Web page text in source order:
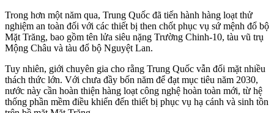
Trong hơn một năm qua, Trung Quốc đã tiến hành hàng loạt thử
nghiệm an toàn đối với các thiết bị then chốt phục vụ sứ mệnh đổ bộ
Mặt Trăng, bao gồm tên lửa siêu nặng Trường Chinh-10, tàu vũ trụ
Mộng Châu và tàu đổ bộ Nguyệt Lan.
Tuy nhiên, giới chuyên gia cho rằng Trung Quốc vẫn đối mặt nhiều
thách thức lớn. Với chưa đầy bốn năm để đạt mục tiêu năm 2030,
nước này cần hoàn thiện hàng loạt công nghệ hoàn toàn mới, từ hệ
thống phần mềm điều khiển đến thiết bị phục vụ hạ cánh và sinh tồn